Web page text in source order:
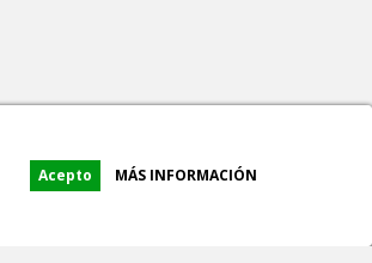
Acepto MÁS INFORMACIÓN